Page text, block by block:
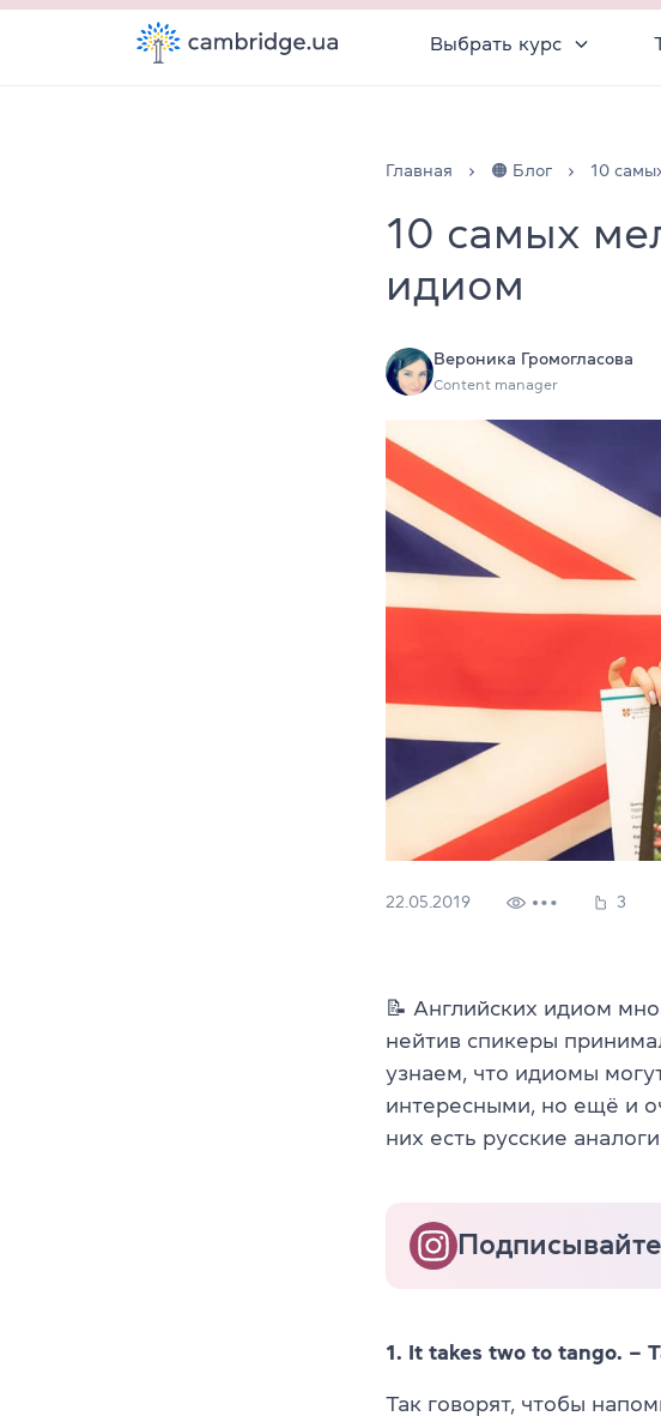
Выбрать курс
Главная 🟠 Блог 10
10 самых
идиом
Вероника Громогласова
Content manager
22.05.2019 3
📝 Английских идиом
нейтив спикеры
узнаем, что идиомы
интересными, но ещё и
них есть русские
1. It takes two to tango. –
Так говорят, чтобы